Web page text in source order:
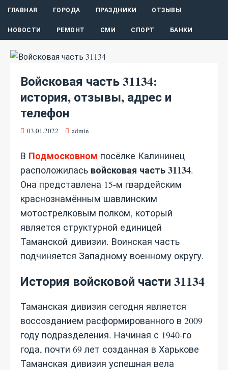
ГЛАВНАЯ ГОРОДА ПРАЗДНИКИ ОТЗЫВЫ
НОВОСТИ РЕМОНТ СМИ СПОРТ БАНКИ
Войсковая часть 31134:
история, отзывы, адрес и
телефон
03.01.2022 admin
В Подмосковном посёлке Калининец
расположилась войсковая часть 31134.
Она представлена 15-м гвардейским
краснознамённым шавлинским
мотострелковым полком, который
является структурной единицей
Таманской дивизии. Воинская часть
подчиняется Западному военному округу.
История войсковой части 31134
Таманская дивизия сегодня является
воссозданием расформированного в 2009
году подразделения. Начиная с 1940-го
года, почти 69 лет созданная в Харькове
Таманская дивизия успешная вела